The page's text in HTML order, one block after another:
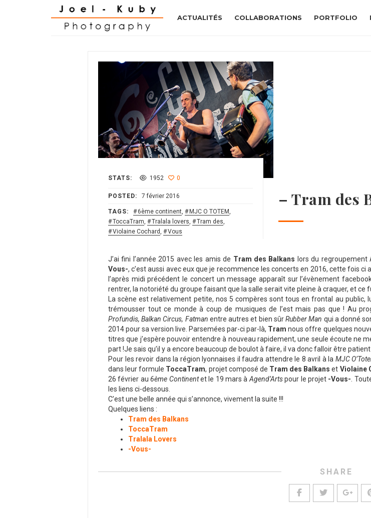
ACTUALITÉS COLLABORATIONS PORTFOLIO
STATS: 1952 0
POSTED: 7 février 2016
TAGS: 6ème continent, MJC O TOTEM,
ToccaTram, Tralala lovers, Tram des,
Violaine Cochard, Vous
– Tram des
J’ai fini l’année 2015 avec les amis de Tram des Balkans lors du
Vous-, c’est aussi avec eux que je recommence les concerts en 2016, cette fois ci
l’après midi précédent le concert un message apparaît sur l’évènement
rentrer, la notoriété du groupe faisant que la salle serait vite pleine à craquer, et ce
La scène est relativement petite, nos 5 compères sont tous en frontal au
trémousser tout ce monde à coup de musiques de l’est mais pas que ! Au
Profundis, Balkan Circus, Fatman entre autres et bien sûrRubber Man qui a donné
2014 pour sa version live. Parsemées par-ci par-là, Tram nous offre quelques
titres que j’espère pouvoir entendre à nouveau rapidement, une seule écoute ne
part !Je sais qu’il y a encore beaucoup de boulot à faire, il va donc falloir être patient
Pour les revoir dans la région lyonnaises il faudra attendre le 8 avril à la MJC
dans leur formule ToccaTram, projet composé de Tram des Balkans et Violaine
26 février au6ème Continentet le 19 mars àAgend’Artspour le projet -Vous-.
les liens ci-dessous.
C’est une belle année qui s’annonce, vivement la suite !!!
Quelques liens :
Tram des Balkans
ToccaTram
Tralala Lovers
-Vous-
SHARE